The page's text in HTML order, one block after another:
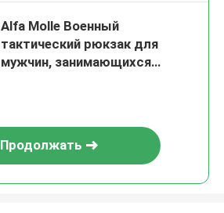
Alfa Molle Военный
тактический рюкзак для
мужчин, занимающихся
Продолжать